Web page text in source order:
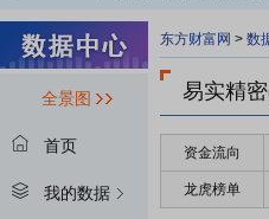
全景图
首页
我的数据
东方财富网 > 数
易实精
资金流向
龙虎榜单